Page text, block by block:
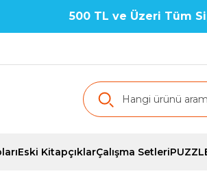
500 TL ve Üzeri Tüm
Eski KitapçıklarÇalışma Setleri